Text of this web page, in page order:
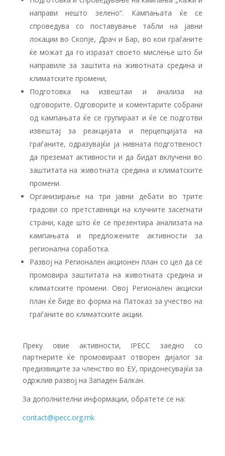
направи нешто зелено“. Кампањата ќе се
спроведува со поставување табли на јавни
локации во Скопје, Драч и Бар, во кои граѓаните
ќе можат да го изразат своето мислење што би
направиле за заштита на животната средина и
климатските промени,
Подготовка на извештаи и анализа на
одговорите. Одговорите и коментарите собрани
од кампањата ќе се групираат и ќе се подготви
извештај за реакцијата и перцепцијата на
граѓаните, одразувајќи ја нивната подготвеност
да преземат активности и да бидат вклучени во
заштитата на животната средина и климатските
промени.
Организирање на три јавни дебати во трите
градови со претставници на клучните засегнати
страни, каде што ќе се презентира анализата на
кампањата и предложените активности за
регионална соработка.
Развој на Регионален акционен план со цел да се
промовира заштитата на животната средина и
климатските промени. Овој Регионален акциски
план ќе биде во форма на Патоказ за учество на
граѓаните во климатските акции.
Преку овие активности, IPECC заедно со
партнерите ќе промовираат отворен дијалог за
предизвиците за членство во ЕУ, придонесувајќи за
одржлив развој на Западен Балкан.
За дополнителни информации, обратете се на:
contact@ipecc.org.mk